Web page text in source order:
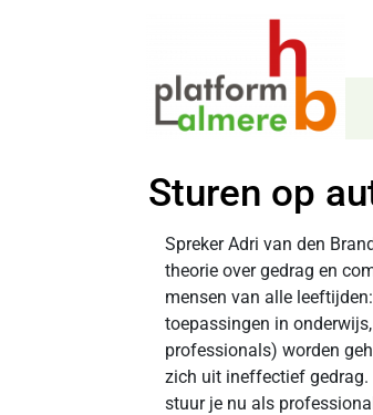
Sturen op
Spreker Adri van den
theorie over gedrag en
mensen van alle
toepassingen in
professionals) worden
zich uit ineffectief gedrag.
stuur je nu als